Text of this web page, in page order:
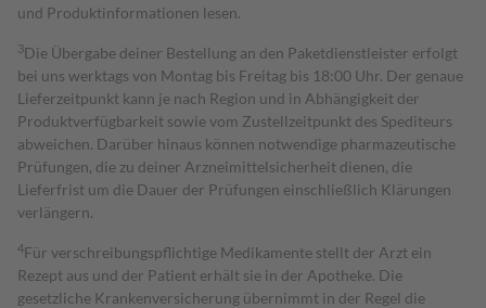
und Produktinformationen lesen.
3Die Übergabe deiner Bestellung an den Paketdienstleister erfolgt
bei uns werktags von Montag bis Freitag bis 18:00 Uhr. Der genaue
Lieferzeitpunkt kann je nach Region und in Abhängigkeit der
Produktverfügbarkeit sowie vom Zustellzeitpunkt des Spediteurs
abweichen. Darüber hinaus können notwendige pharmazeutische
Prüfungen, die zu deiner Arzneimittelsicherheit dienen, die
Lieferfrist um die Dauer der Prüfungen einschließlich Klärungen
verlängern.
4Für verschreibungspflichtige Medikamente stellt der Arzt ein
Rezept aus und der Patient erhält sie in der Apotheke. Die
gesetzliche Krankenversicherung übernimmt in der Regel die